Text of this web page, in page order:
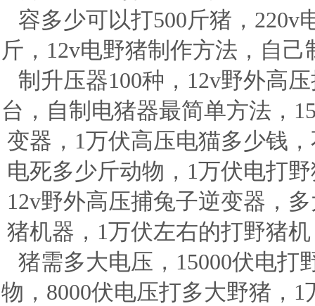
容多少可以打500斤猪，220v
斤，12v电野猪制作方法，自
制升压器100种，12v野外高
台，自制电猪器最简单方法，
变器，1万伏高压电猫多少钱
电死多少斤动物，1万伏电打
12v野外高压捕兔子逆变器，
猪机器，1万伏左右的打野猪
猪需多大电压，15000伏电打
物，8000伏电压打多大野猪，